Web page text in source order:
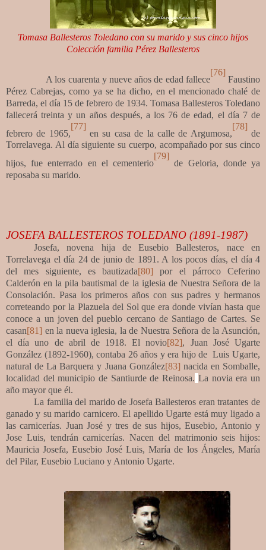
Tomasa Ballesteros Toledano con su marido y sus cinco hijos
Colección familia Pérez Ballesteros
A los cuarenta y nueve años de edad fallece
[76]
Faustino
Pérez Cabrejas, como ya se ha dicho, en el mencionado chalé de
Barreda, el día 15 de febrero de 1934. Tomasa Ballesteros Toledano
fallecerá treinta y un años después, a los 76 de edad, el día 7 de
febrero de 1965,
[77]
en su casa de la calle de Argumosa,
[78]
de
Torrelavega. Al día siguiente su cuerpo, acompañado por sus cinco
hijos, fue enterrado en el cementerio
[79]
de Geloria, donde ya
reposaba su marido.
JOSEFA BALLESTEROS TOLEDANO (1891-1987)
Josefa, novena hija de Eusebio Ballesteros, nace en
Torrelavega el día 24 de junio de 1891. A los pocos días, el día 4
del mes siguiente, es bautizada[80] por el párroco Ceferino
Calderón en la pila bautismal de la iglesia de Nuestra Señora de la
Consolación. Pasa los primeros años con sus padres y hermanos
correteando por la Plazuela del Sol que era donde vivían hasta que
conoce a un joven del pueblo cercano de Santiago de Cartes. Se
casan[81] en la nueva iglesia, la de Nuestra Señora de la Asunción,
el día uno de abril de 1918. El novio[82], Juan José Ugarte
González (1892-1960), contaba 26 años y era hijo de Luis Ugarte,
natural de La Barquera y Juana González[83] nacida en Somballe,
localidad del municipio de Santiurde de Reinosa. La novia era un
año mayor que él.
La familia del marido de Josefa Ballesteros eran tratantes de
ganado y su marido carnicero. El apellido Ugarte está muy ligado a
las carnicerías. Juan José y tres de sus hijos, Eusebio, Antonio y
Jose Luis, tendrán carnicerías. Nacen del matrimonio seis hijos:
Mauricia Josefa, Eusebio José Luis, María de los Ángeles, María
del Pilar, Eusebio Luciano y Antonio Ugarte.